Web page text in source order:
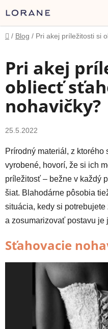
na
obsah
Domov
/ Blog / Pri akej príležitosti si
Pri akej
obliecť
nohavičky?
25.5.2022
Prírodný materiál, z ktorého
vyrobené, hovorí, že si ich
príležitosť – bežne v každý
šiat. Blahodárne pôsobia
situácia, kedy si
a zosumarizovať postavu je
Sťahovacie